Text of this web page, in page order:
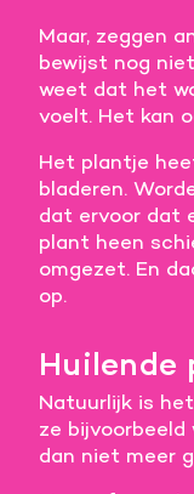
Maar, zeggen
bewijst nog
weet dat het
voelt. Het kan
Het plantje
bladeren.
dat ervoor dat
plant heen
omgezet. En
op.
Huilende
Natuurlijk is
ze bijvoorbeeld
dan niet meer